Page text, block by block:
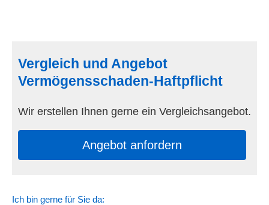
Vergleich und Angebot
Vermögensschaden-Haft­pflicht
Wir erstellen Ihnen gerne ein Vergleichsangebot.
An­ge­bot an­for­dern
Ich bin gerne für Sie da: